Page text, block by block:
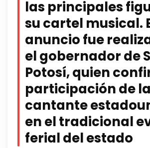
las principales
su cartel musical.
anuncio fue
el gobernador de
Potosí, quien
participación de la
cantante
en el tradicional
ferial del estado